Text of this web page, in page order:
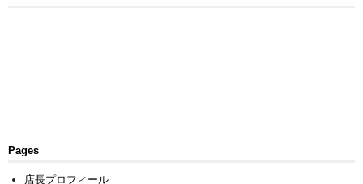
Pages
店長プロフィール